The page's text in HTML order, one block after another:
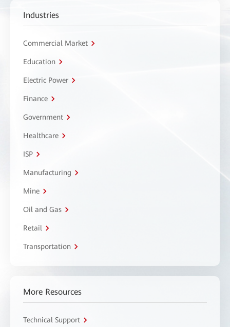
Industries
Commercial Market
Education
Electric Power
Finance
Government
Healthcare
ISP
Manufacturing
Mine
Oil and Gas
Retail
Transportation
More Resources
Technical Support